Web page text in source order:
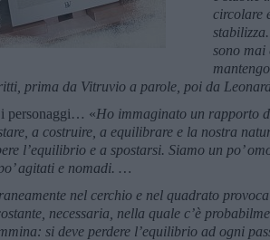
circolare
sono mai
prima da Vitruvio a parole, poi da
i personaggi… «Ho immaginato un rapporto
a costruire, a equilibrare e la nostra
l’equilibrio e a spostarsi. Siamo un po’
agitati e nomadi. …
nel cerchio e nel quadrato
necessaria, nella quale c’è
si deve perdere l’equilibrio ad ogni